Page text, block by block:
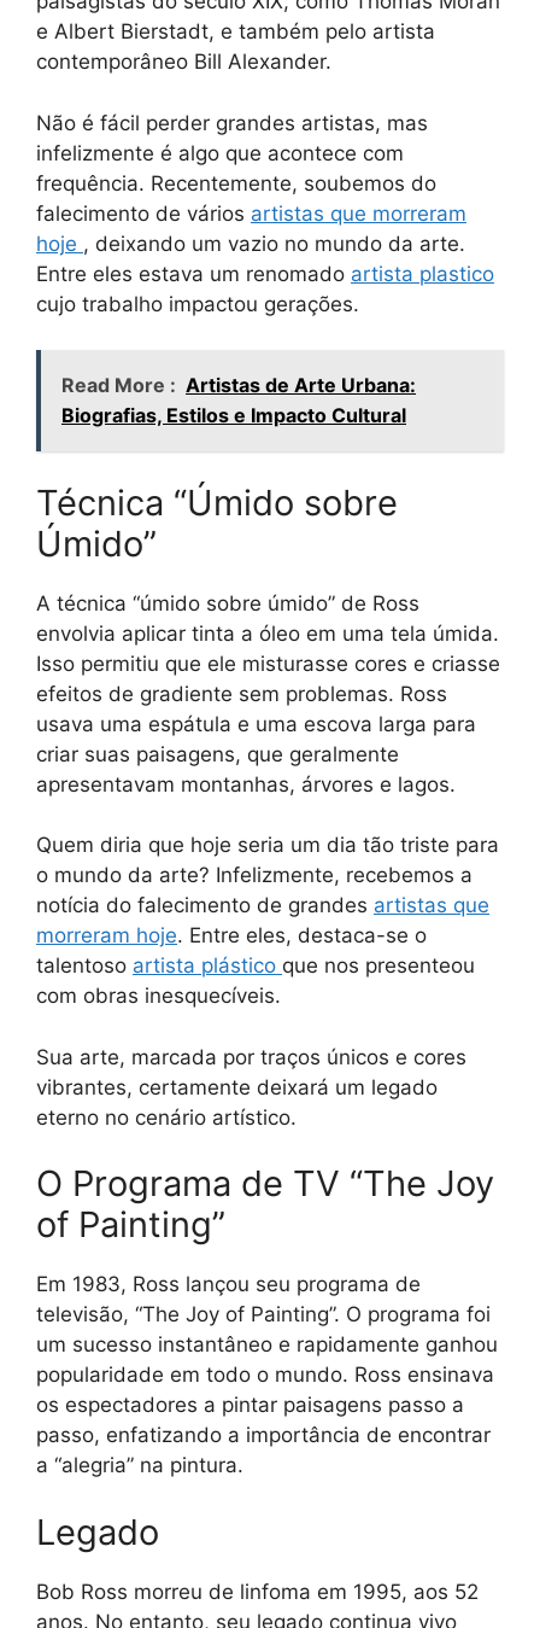
e Albert Bierstadt, e também pelo artista
contemporâneo Bill Alexander.
Não é fácil perder grandes artistas, mas
infelizmente é algo que acontece com
frequência. Recentemente, soubemos do
falecimento de vários artistas que morreram
hoje , deixando um vazio no mundo da arte.
Entre eles estava um renomado artista plastico
cujo trabalho impactou gerações.
Read More : Artistas de Arte Urbana:
Biografias, Estilos e Impacto Cultural
Técnica “Úmido sobre
Úmido”
A técnica “úmido sobre úmido” de Ross
envolvia aplicar tinta a óleo em uma tela úmida.
Isso permitiu que ele misturasse cores e criasse
efeitos de gradiente sem problemas. Ross
usava uma espátula e uma escova larga para
criar suas paisagens, que geralmente
apresentavam montanhas, árvores e lagos.
Quem diria que hoje seria um dia tão triste para
o mundo da arte? Infelizmente, recebemos a
notícia do falecimento de grandes artistas que
morreram hoje. Entre eles, destaca-se o
talentoso artista plástico que nos presenteou
com obras inesquecíveis.
Sua arte, marcada por traços únicos e cores
vibrantes, certamente deixará um legado
eterno no cenário artístico.
O Programa de TV “The Joy
of Painting”
Em 1983, Ross lançou seu programa de
televisão, “The Joy of Painting”. O programa foi
um sucesso instantâneo e rapidamente ganhou
popularidade em todo o mundo. Ross ensinava
os espectadores a pintar paisagens passo a
passo, enfatizando a importância de encontrar
a “alegria” na pintura.
Legado
Bob Ross morreu de linfoma em 1995, aos 52
anos. No entanto, seu legado continua vivo